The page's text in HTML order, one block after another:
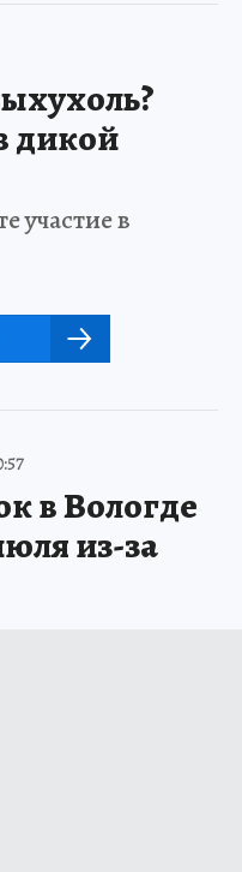
дикой
участие в
в Вологде
из-за